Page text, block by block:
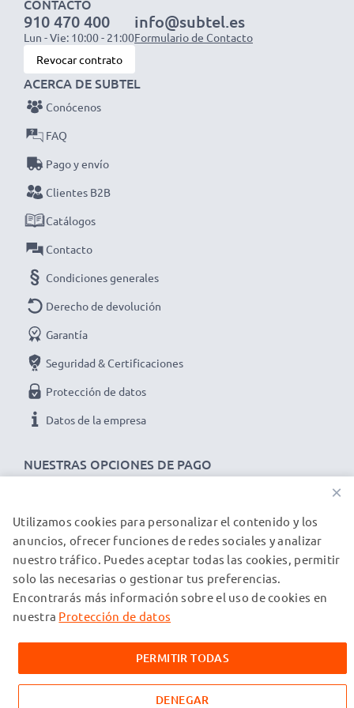
interrupciones
A nadie le gusta quedarse sin batería en los
momentos menos oportunos. Con nuestras baterías
LP-E10 de 1020mAh para cámaras Canon, no volverás
a quedarte sin batería mientras haces una foto o
grabas un vídeo.
Elige CELLONIC y no te la juegues con la calidad,
¡haz ya tu pedido!
CONTACTO
910 470 400
Lun - Vie: 10:00 - 21:00
info@subtel.es
Formulario de Contacto
Revocar contrato
NUESTRAS OPCIONES DE PAGO
ACERCA DE SUBTEL
Conócenos
FAQ
Pago y envío
Clientes B2B
Catálogos
Contacto
Condiciones generales
Derecho de devolución
Garantía
Seguridad & Certificaciones
Protección de datos
Datos de la empresa
NUESTROS PARTNERS DE ENVÍO
© subtel.es 2026
Todos los precios incluyen IVA y excluyen los costos de envío.
Tenga en cuenta que todas las marcas registradas que
mencionan en nuestras páginas web exclusivamente para
proporcionar información sobre nuestros productos.
×
Utilizamos cookies para personalizar el contenido y los
anuncios, ofrecer funciones de redes sociales y analizar
nuestro tráfico. Puedes aceptar todas las cookies, permitir
solo las necesarias o gestionar tus preferencias.
Encontrarás más información sobre el uso de cookies en
nuestra Protección de datos
PERMITIR TODAS
DENEGAR